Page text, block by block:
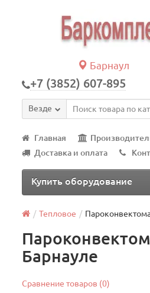
Барнаул
+7 (3852) 607-895
Везде
Главная
Доставка и оплата
Купить оборудование
Тепловое
Барнауле
Сравнение товаров (0)